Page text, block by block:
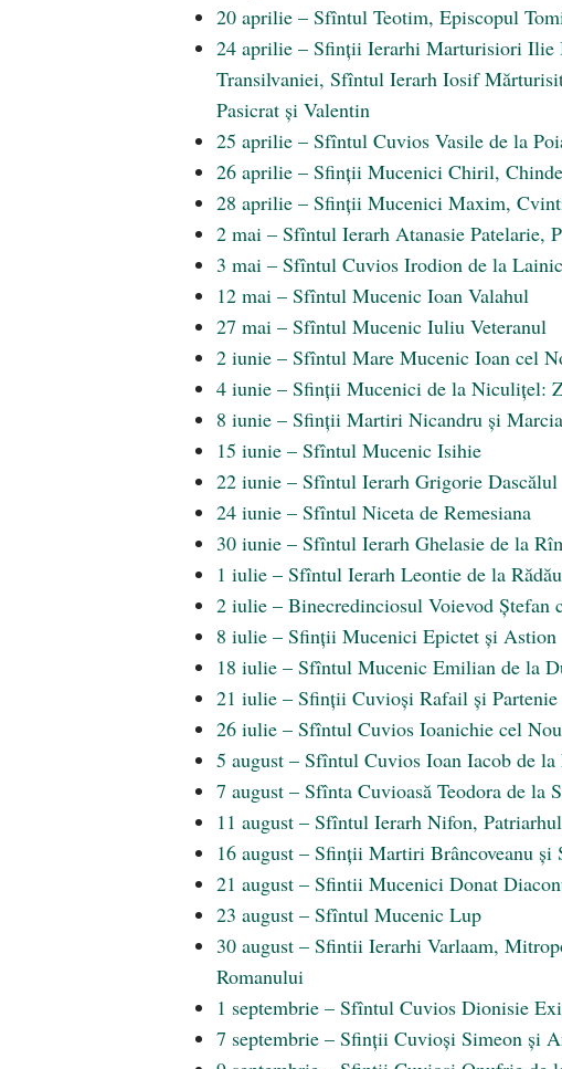
20 aprilie – Sfîntul Teotim, Episcopul
24 aprilie – Sfinții Ierarhi Marturisiori Ilie
Transilvaniei, Sfîntul Ierarh Iosif
Pasicrat și Valentin
25 aprilie – Sfîntul Cuvios Vasile de la
26 aprilie – Sfinții Mucenici Chiril,
28 aprilie – Sfinții Mucenici Maxim,
2 mai – Sfîntul Ierarh Atanasie Patelarie,
3 mai – Sfîntul Cuvios Irodion de la
12 mai – Sfîntul Mucenic Ioan Valahul
27 mai – Sfîntul Mucenic Iuliu Veteranul
2 iunie – Sfîntul Mare Mucenic Ioan cel
4 iunie – Sfinții Mucenici de la Niculițel:
8 iunie – Sfinții Martiri Nicandru și
15 iunie – Sfîntul Mucenic Isihie
22 iunie – Sfîntul Ierarh Grigorie Dascălul
24 iunie – Sfîntul Niceta de Remesiana
30 iunie – Sfîntul Ierarh Ghelasie de la
1 iulie – Sfîntul Ierarh Leontie de la
2 iulie – Binecredinciosul Voievod Ștefan
8 iulie – Sfinții Mucenici Epictet și Astion
18 iulie – Sfîntul Mucenic Emilian de la
21 iulie – Sfinții Cuvioși Rafail și Partenie
26 iulie – Sfîntul Cuvios Ioanichie cel Nou
5 august – Sfîntul Cuvios Ioan Iacob de
7 august – Sfînta Cuvioasă Teodora de la
11 august – Sfîntul Ierarh Nifon,
16 august – Sfinții Martiri Brâncoveanu
21 august – Sfintii Mucenici Donat
23 august – Sfîntul Mucenic Lup
30 august – Sfintii Ierarhi Varlaam,
Romanului
1 septembrie – Sfîntul Cuvios Dionisie
7 septembrie – Sfinții Cuvioși Simeon și